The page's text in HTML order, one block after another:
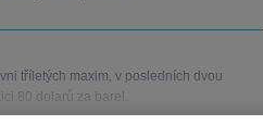
tříletých maxim, v posledních dvou
80 dolarů za barel.